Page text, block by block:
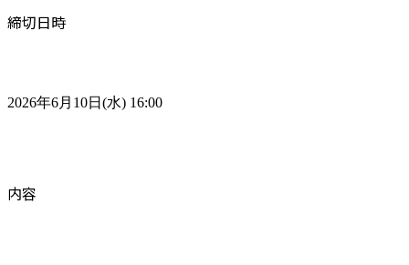
締切日時
2026年6月10日(水) 16:00
内容